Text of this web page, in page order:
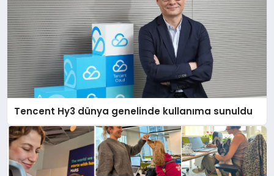
Tencent Hy3 dünya genelinde kullanıma sunuldu